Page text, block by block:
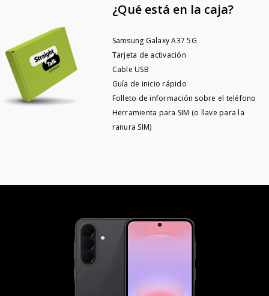
¿Qué está en la caja?
Samsung Galaxy A37 5G
Tarjeta de activación
Cable USB
Guía de inicio rápido
Folleto de información sobre el teléfono
Herramienta para SIM (o llave para la
ranura SIM)